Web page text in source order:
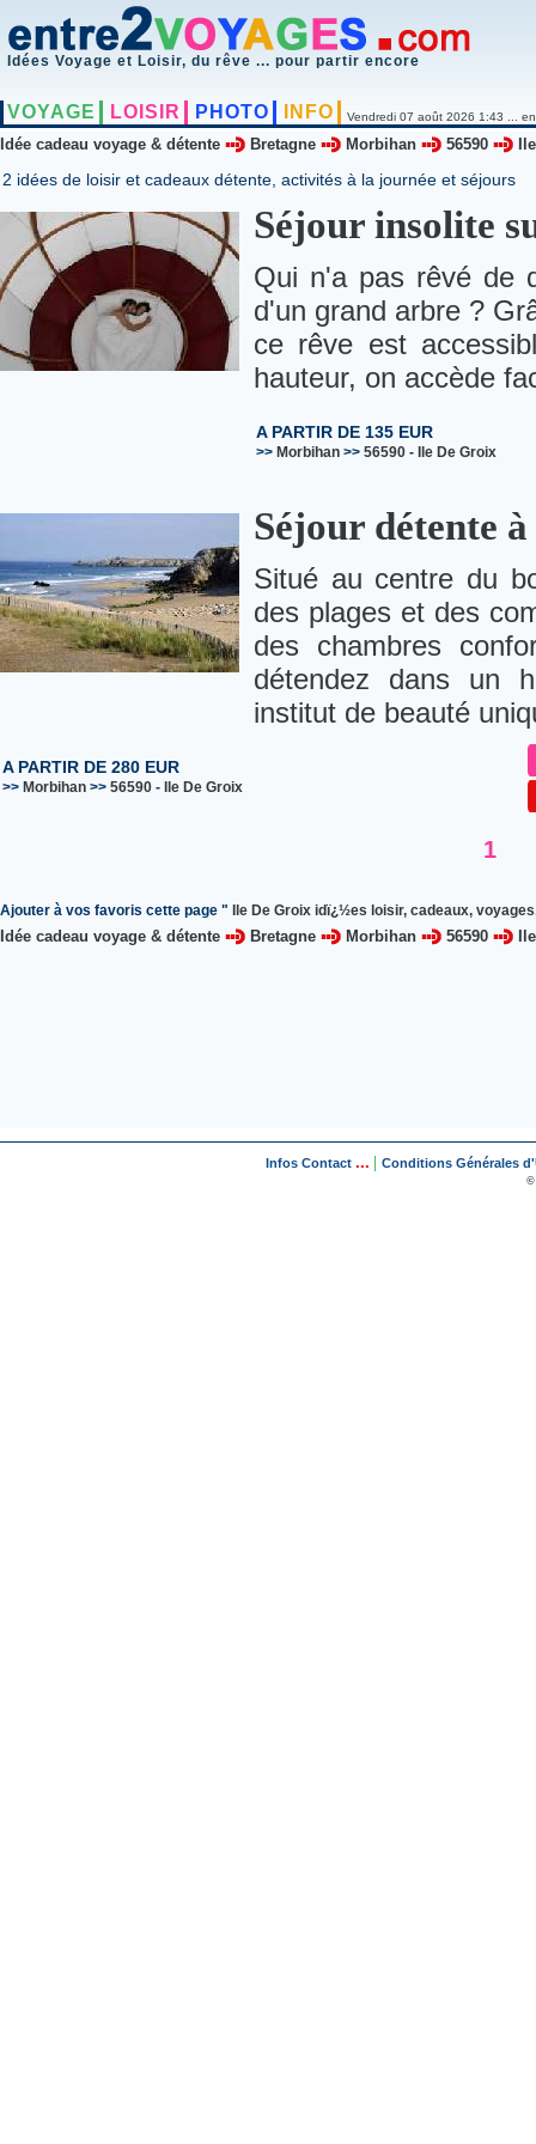
Idées Voyage et Loisir, du rêve ... pour partir encore
VOYAGE LOISIR PHOTO INFO Vendredi 07 août 2026 1:43 ...
Idée cadeau voyage & détente Bretagne Morbihan 56590
2 idées de loisir et cadeaux détente, activités à la journée et séjours
Séjour insolite
Qui n'a pas rêvé de
d'un grand arbre ?
ce rêve est
hauteur, on accède
A PARTIR DE 135 EUR
>> Morbihan >> 56590 - Ile De Groix
Séjour détente
Situé au centre du
des plages et des
des chambres
détendez dans un
institut de beauté
A PARTIR DE 280 EUR
>> Morbihan >> 56590 - Ile De Groix
1
Ajouter à vos favoris cette page " Ile De Groix idï¿½es loisir, cadeaux,
Idée cadeau voyage & détente Bretagne Morbihan 56590
Infos Contact ... Conditions Générales
©